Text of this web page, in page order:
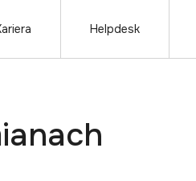
Helpdesk